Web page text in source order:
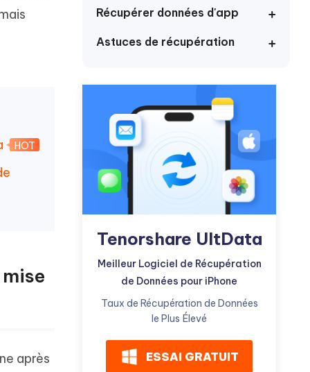
Plus de conseils utiles
Plus de conseils utiles
Commencer
HOT
après
Récupérer données d'app
Astuces de récupération
Tenorshare UltData
Meilleur Logiciel de Récupération
de Données pour iPhone
Taux de Récupération de Données
le Plus Élevé
ESSAI GRATUIT